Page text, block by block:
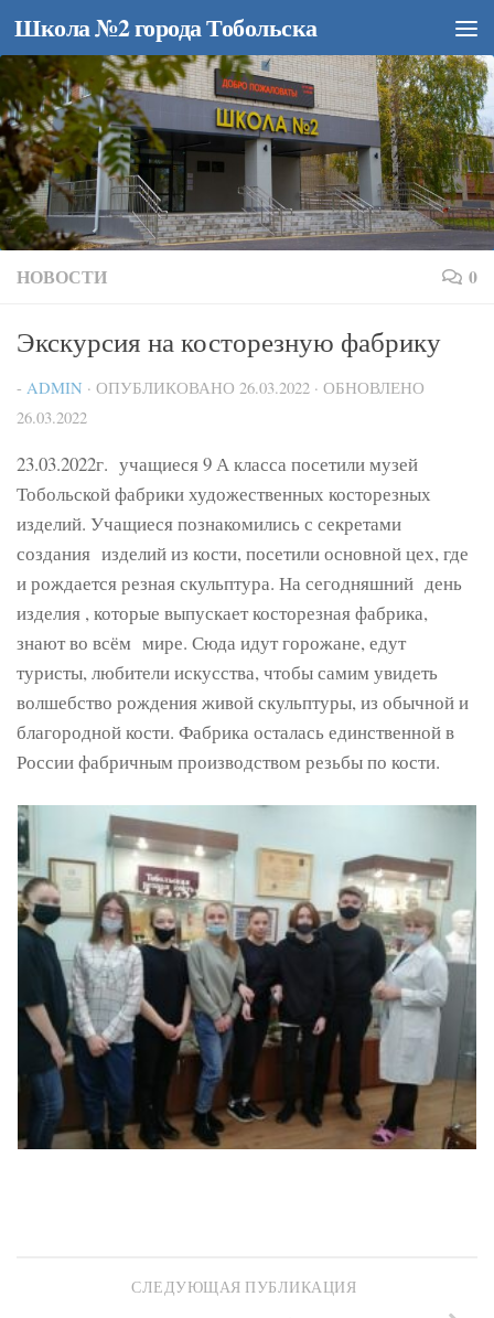
Перейти к содержимому
Школа №2 города Тобольска
НОВОСТИ 0
Экскурсия на косторезную фабрику
- ADMIN · ОПУБЛИКОВАНО 26.03.2022 · ОБНОВЛЕНО
26.03.2022
23.03.2022г. учащиеся 9 А класса посетили музей
Тобольской фабрики художественных косторезных
изделий. Учащиеся познакомились с секретами
создания изделий из кости, посетили основной цех, где
и рождается резная скульптура. На сегодняшний день
изделия , которые выпускает косторезная фабрика,
знают во всём мире. Сюда идут горожане, едут
туристы, любители искусства, чтобы самим увидеть
волшебство рождения живой скульптуры, из обычной и
благородной кости. Фабрика осталась единственной в
России фабричным производством резьбы по кости.
СЛЕДУЮЩАЯ ПУБЛИКАЦИЯ